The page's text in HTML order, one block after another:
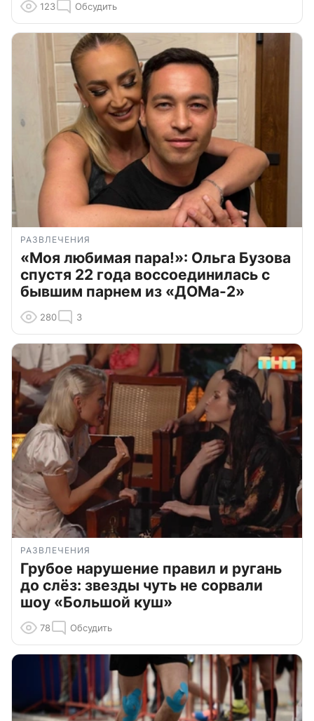
123 Обсудить
РАЗВЛЕЧЕНИЯ
«Моя любимая пара!»: Ольга Бузова
спустя 22 года воссоединилась с
бывшим парнем из «ДОМа-2»
280 3
РАЗВЛЕЧЕНИЯ
Грубое нарушение правил и ругань
до слёз: звезды чуть не сорвали
шоу «Большой куш»
78 Обсудить